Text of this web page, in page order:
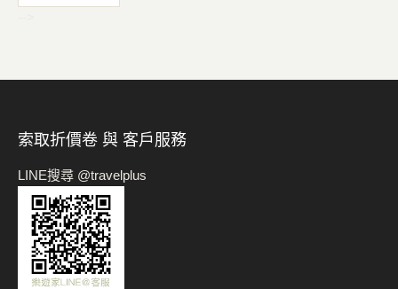
索取折價卷 與 客戶服務
LINE搜尋 @travelplus